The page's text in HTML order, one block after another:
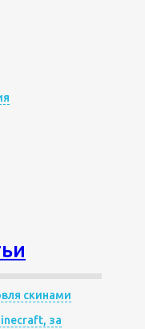
скинами
за